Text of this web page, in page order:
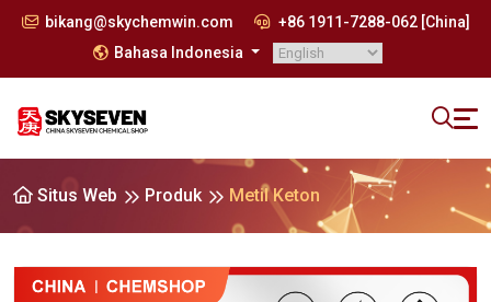
bikang@skychemwin.com
+86 1911-7288-062 [China]
Bahasa Indonesia
Situs Web Produk Metil Keton